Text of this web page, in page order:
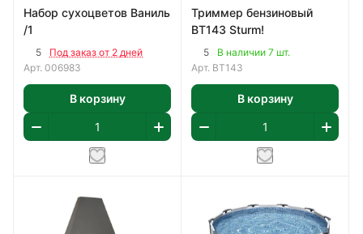
Набор сухоцветов Ваниль
/1
5
Под заказ от 2 дней
Арт. 006983
В корзину
Триммер бензиновый
BT143 Sturm!
5
В наличии 7 шт.
Арт. BT143
В корзину